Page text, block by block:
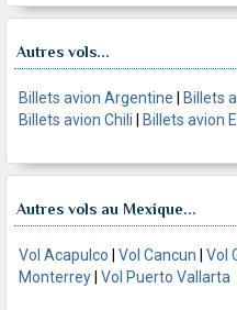
Autres vols...
Billets avion Argentine Billets
Billets avion Chili
Billets avion
Autres vols au Mexique...
Vol Acapulco Vol Cancun Vol
Monterrey Vol Puerto Vallarta